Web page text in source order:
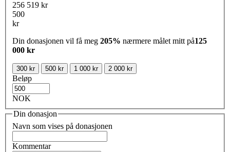
256 519 kr
500
kr
Din donasjonen vil få meg 205% nærmere målet mitt på125
000 kr
300 kr 500 kr 1 000 kr 2 000 kr
Beløp
NOK
Din donasjon
Navn som vises på donasjonen
Kommentar